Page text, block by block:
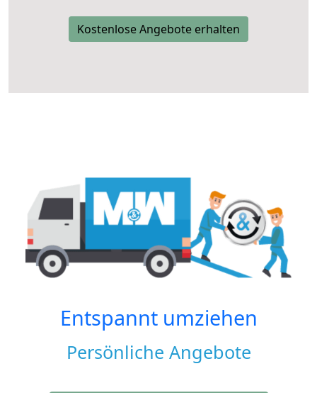
Kostenlose Angebote erhalten
Entspannt umziehen
Persönliche Angebote